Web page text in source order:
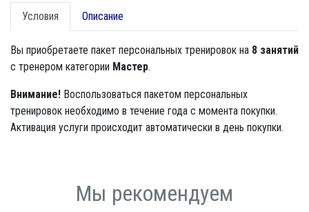
Условия Описание
Вы приобретаете пакет персональных тренировок на 8 занятий
с тренером категории Мастер.
Внимание! Воспользоваться пакетом персональных
тренировок необходимо в течение года с момента покупки.
Активация услуги происходит автоматически в день покупки.
Мы рекомендуем